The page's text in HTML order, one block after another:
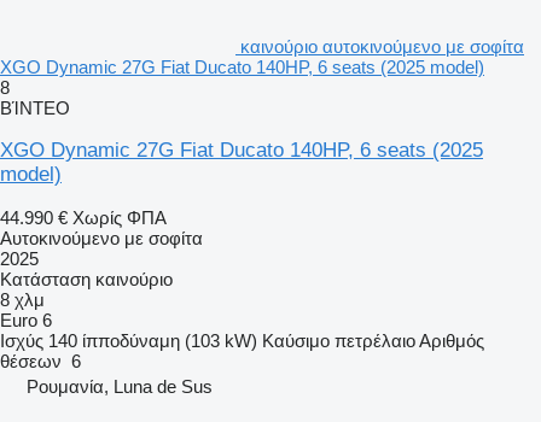
καινούριο αυτοκινούμενο με σοφίτα
XGO Dynamic 27G Fiat Ducato 140HP, 6 seats (2025 model)
8
ΒΊΝΤΕΟ
XGO Dynamic 27G Fiat Ducato 140HP, 6 seats (2025
model)
44.990 € Χωρίς ΦΠΑ
Αυτοκινούμενο με σοφίτα
2025
Κατάσταση καινούριο
8 χλμ
Euro 6
Ισχύς 140 ίπποδύναμη (103 kW) Καύσιμο πετρέλαιοΑριθμός
θέσεων 6
Ρουμανία, Luna de Sus